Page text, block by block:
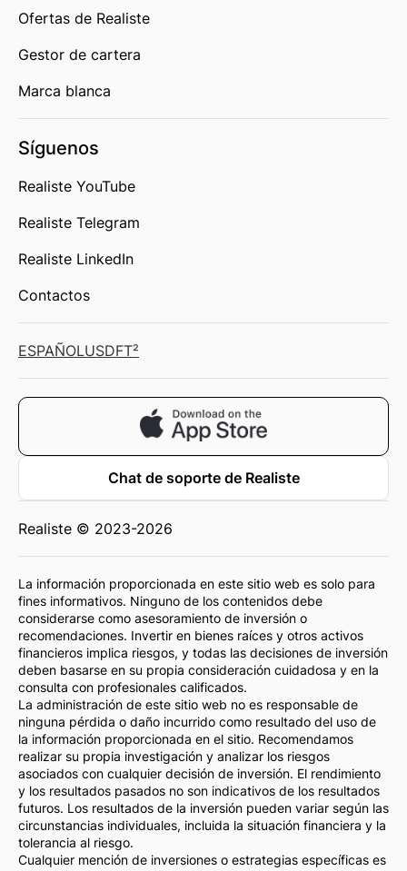
Ofertas de Realiste
Gestor de cartera
Marca blanca
Síguenos
Realiste YouTube
Realiste Telegram
Realiste LinkedIn
Contactos
ESPAÑOLUSDFT²
Chat de soporte de Realiste
Realiste © 2023-2026
La información proporcionada en este sitio web es solo para
fines informativos. Ninguno de los contenidos debe
considerarse como asesoramiento de inversión o
recomendaciones. Invertir en bienes raíces y otros activos
financieros implica riesgos, y todas las decisiones de inversión
deben basarse en su propia consideración cuidadosa y en la
consulta con profesionales calificados.
La administración de este sitio web no es responsable de
ninguna pérdida o daño incurrido como resultado del uso de
la información proporcionada en el sitio. Recomendamos
realizar su propia investigación y analizar los riesgos
asociados con cualquier decisión de inversión. El rendimiento
y los resultados pasados no son indicativos de los resultados
futuros. Los resultados de la inversión pueden variar según las
circunstancias individuales, incluida la situación financiera y la
tolerancia al riesgo.
Cualquier mención de inversiones o estrategias específicas es